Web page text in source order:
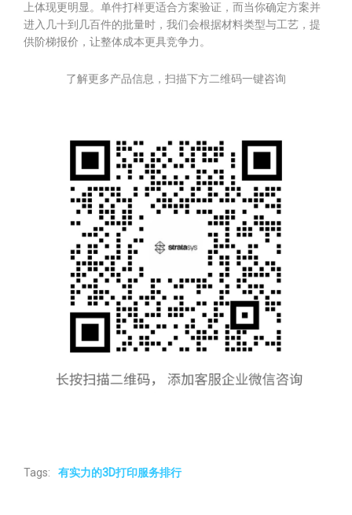
上体现更明显。单件打样更适合方案验证，而当你确定方案并
进入几十到几百件的批量时，我们会根据材料类型与工艺，提
供阶梯报价，让整体成本更具竞争力。
了解更多产品信息，扫描下方二维码一键咨询
Tags: 有实力的3D打印服务排行